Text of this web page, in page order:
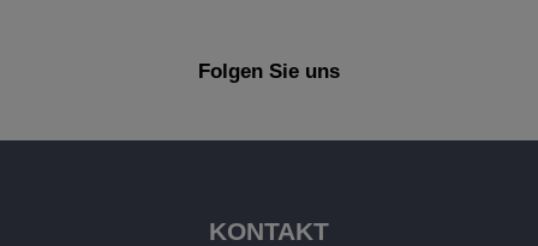
Folgen Sie uns
KONTAKT